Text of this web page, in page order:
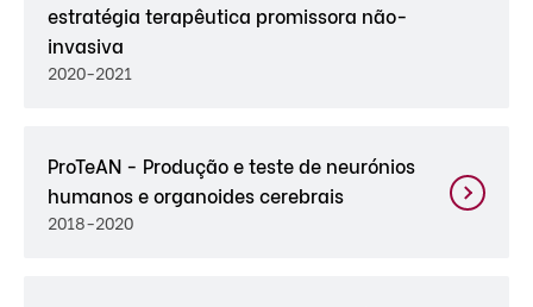
estratégia terapêutica promissora não-
invasiva
2020-2021
ProTeAN - Produção e teste de neurónios
humanos e organoides cerebrais
2018-2020